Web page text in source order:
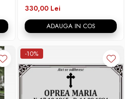
330,00 Lei
ADAUGA IN COS
-10%